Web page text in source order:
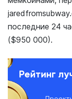
последние 24
($950 000).
Рейтинг